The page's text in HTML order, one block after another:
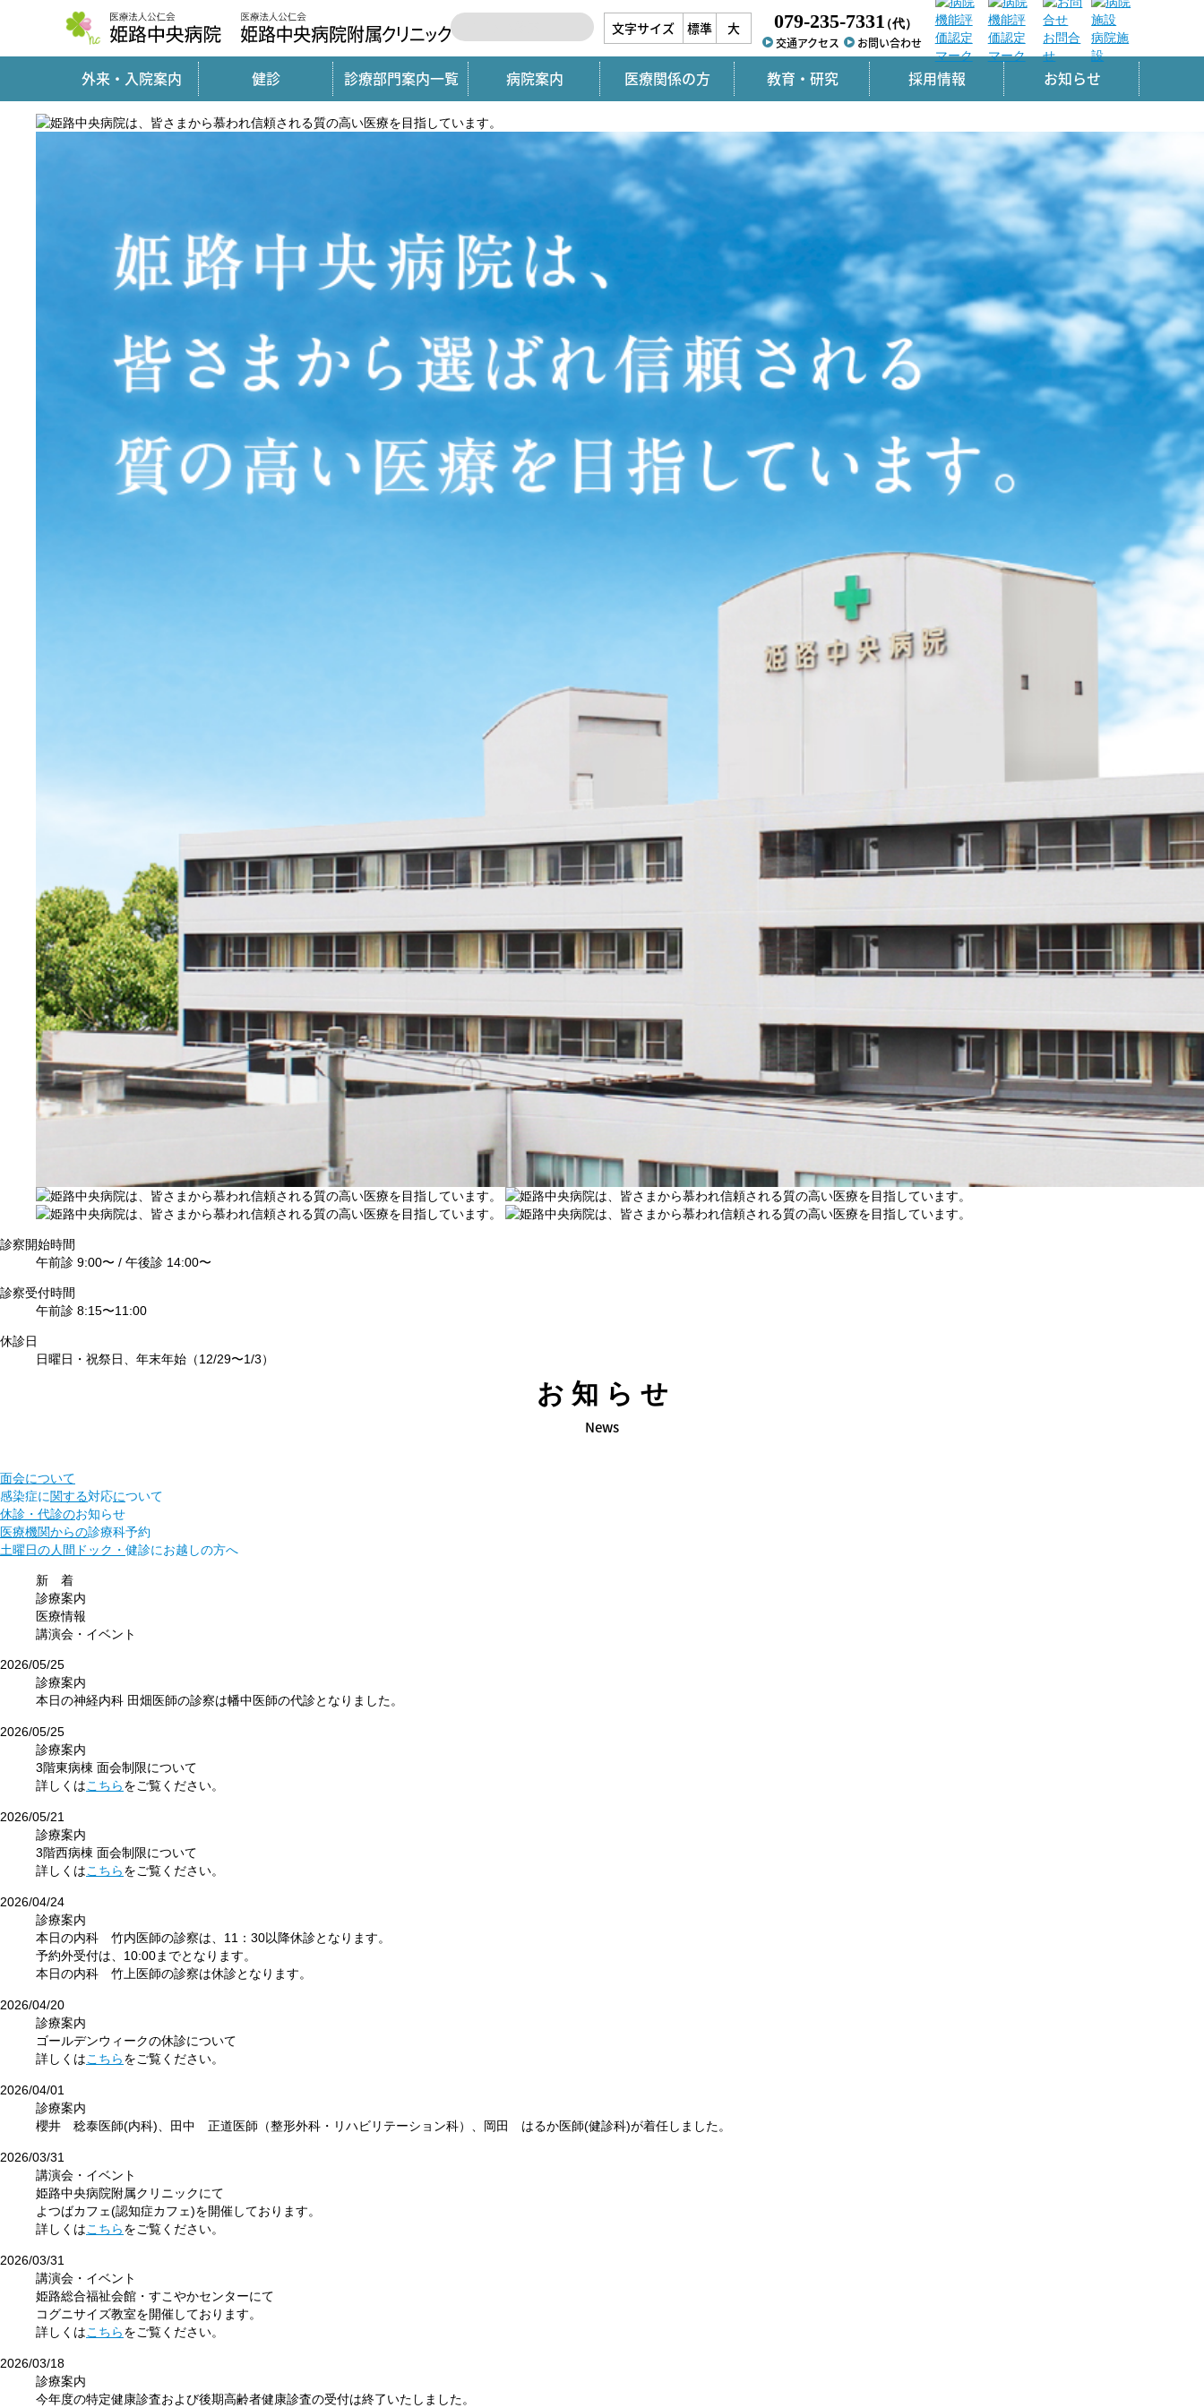
文字サイズ 標準 大 079-235-7331（代）
交通アクセス お問い合わせ
お問合
せ
病院施
設
外来・入院案内 健診 診療部門案内一覧 病院案内 医療関係の方 教育・研究 採用情報 お知らせ
診察開始時間
午前診 9:00〜 / 午後診 14:00〜
診察受付時間
午前診 8:15〜11:00
休診日
日曜日・祝祭日、 年末年始（12/29〜1/3）
お知らせ
News
面会について
感染症に関する対応について
休診・代診のお知らせ
医療機関からの診療科予約
土曜日の人間ドック・ 健診にお越しの方へ
新 着
診療案内
医療情報
講演会・イベント
2026/05/25
診療案内
本日の神経内科 田畑医師の診察は幡中医師の代診となりました。
2026/05/25
診療案内
3階東病棟 面会制限について
詳しくはこちらをご覧ください。
2026/05/21
診療案内
3階西病棟 面会制限について
詳しくはこちらをご覧ください。
2026/04/24
診療案内
本日の内科 竹内医師の診察は、11：30以降休診となります。
予約外受付は、10:00までとなります。
本日の内科 竹上医師の診察は休診となります。
2026/04/20
診療案内
ゴールデンウィークの休診について
詳しくはこちらをご覧ください。
2026/04/01
診療案内
櫻井 稔泰医師(内科)、田中 正道医師（整形外科・リハビリテーション科）、岡田 はるか医師(健診科)が着任しました。
2026/03/31
講演会・イベント
姫路中央病院附属クリニックにて
よつばカフェ(認知症カフェ)を開催しております。
詳しくはこちらをご覧ください。
2026/03/31
講演会・イベント
姫路総合福祉会館・すこやかセンターにて
コグニサイズ教室を開催しております。
詳しくはこちらをご覧ください。
2026/03/18
診療案内
今年度の特定健康診査および後期高齢者健康診査の受付は終了いたしました。